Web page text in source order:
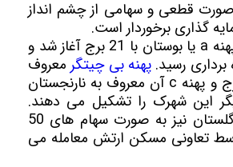
قطعی و سهامی از چشم انداز
گذاری برخوردار است.
این پروژه با ساخت پهنه a یا بوستان با 21 برج آغاز شد و
پهنه بی چیتگر معروف
به سروستان با 15 برج و پهنه c آن معروف به نارنجستان
دیگر این شهرک را تشکیل می دهند.
یا گلستان نیز به صورت سهام های 50
توسط تعاونی مسکن ارتش معامله می